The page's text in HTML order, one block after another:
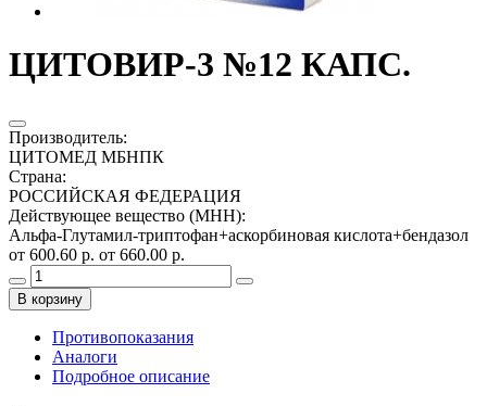
ЦИТОВИР-3 №12 КАПС.
Производитель:
ЦИТОМЕД МБНПК
Страна:
РОССИЙСКАЯ ФЕДЕРАЦИЯ
Действующее вещество (МНН):
Альфа-Глутамил-триптофан+аскорбиновая кислота+бендазол
от 600.60 р. от 660.00 р.
В корзину
Противопоказания
Аналоги
Подробное описание